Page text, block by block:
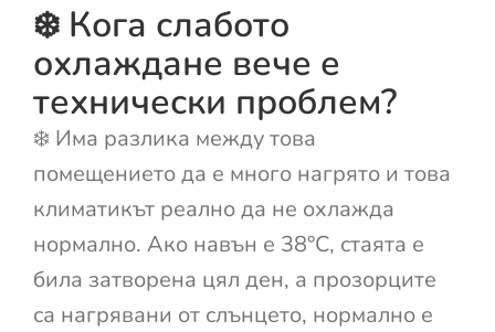
❄️ Кога слабото
охлаждане вече е
технически проблем?
❄️ Има разлика между това
помещението да е много нагрято и това
климатикът реално да не охлажда
нормално. Ако навън е 38°C, стаята е
била затворена цял ден, а прозорците
са нагрявани от слънцето, нормално е